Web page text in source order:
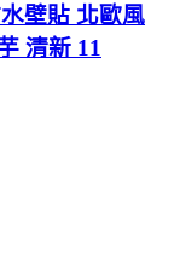
壁貼 北歐風
清新 11